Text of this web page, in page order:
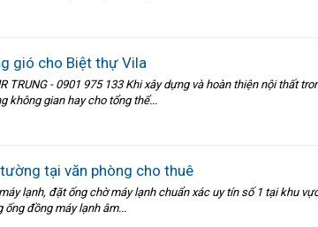
gió cho Biệt thự Vila
- 0901 975 133 Khi xây dựng và hoàn thiện nội thất
không gian hay cho tổng thể...
tại văn phòng cho thuê
lạnh, đặt ống chờ máy lạnh chuẩn xác uy tín số 1 tại khu
ống đồng máy lạnh âm...